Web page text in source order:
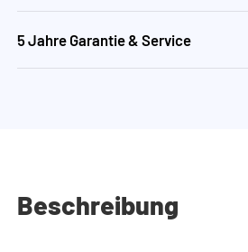
5 Jahre Garantie & Service
Beschreibung